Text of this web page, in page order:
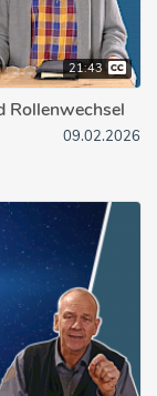
21:43
Rollenwechsel
09.02.2026